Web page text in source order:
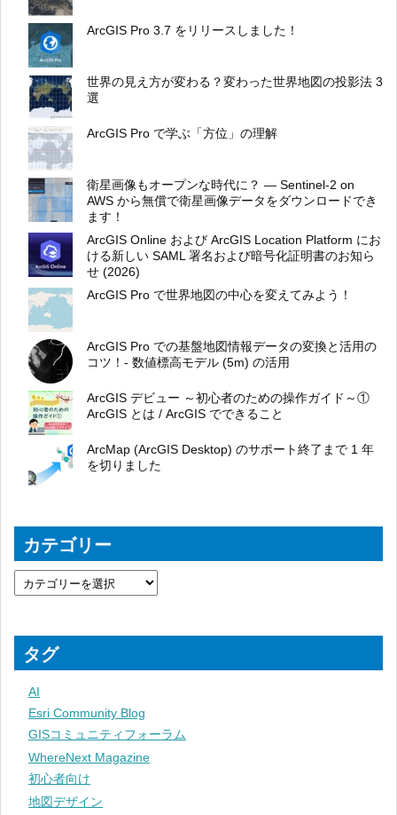
ArcGIS Pro 3.7 をリリースしました！
世界の見え方が変わる？変わった世界地図の投影法 3
選
ArcGIS Pro で学ぶ「方位」の理解
衛星画像もオープンな時代に？ ― Sentinel-2 on
AWS から無償で衛星画像データをダウンロードでき
ます！
ArcGIS Online および ArcGIS Location Platform にお
ける新しい SAML 署名および暗号化証明書のお知ら
せ (2026)
ArcGIS Pro で世界地図の中心を変えてみよう！
ArcGIS Pro での基盤地図情報データの変換と活用の
コツ！- 数値標高モデル (5m) の活用
ArcGIS デビュー ～初心者のための操作ガイド～①
ArcGIS とは / ArcGIS でできること
ArcMap (ArcGIS Desktop) のサポート終了まで 1 年
を切りました
カテゴリー
タグ
AI
Esri Community Blog
GISコミュニティフォーラム
WhereNext Magazine
初心者向け
地図デザイン